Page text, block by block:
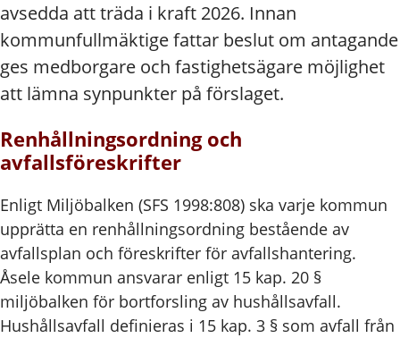
avsedda att träda i kraft 2026. Innan
kommunfullmäktige fattar beslut om antagande
ges medborgare och fastighetsägare möjlighet
att lämna synpunkter på förslaget.
Renhållningsordning och
avfallsföreskrifter
Enligt Miljöbalken (SFS 1998:808) ska varje kommun
upprätta en renhållningsordning bestående av
avfallsplan och föreskrifter för avfallshantering.
Åsele kommun ansvarar enligt 15 kap. 20 §
miljöbalken för bortforsling av hushållsavfall.
Hushållsavfall definieras i 15 kap. 3 § som avfall från